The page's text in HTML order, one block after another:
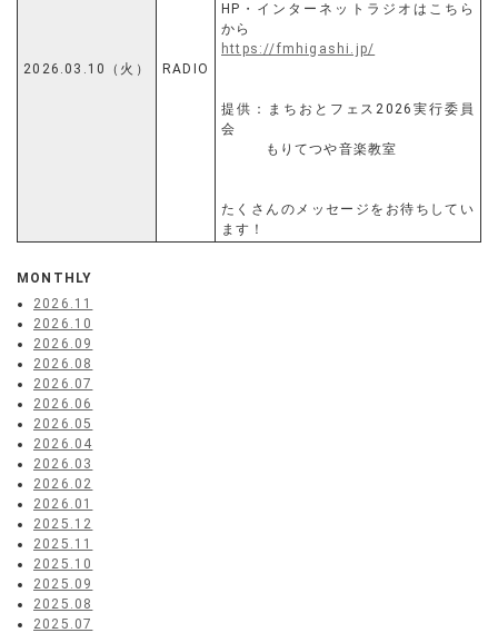
2026.03.10（火） RADIO
HP・インターネットラジオはこちら
から
https://fmhigashi.jp/
提供：まちおとフェス2026実行委員
会
もりてつや音楽教室
たくさんのメッセージをお待ちしてい
ます！
MONTHLY
2026.11
2026.10
2026.09
2026.08
2026.07
2026.06
2026.05
2026.04
2026.03
2026.02
2026.01
2025.12
2025.11
2025.10
2025.09
2025.08
2025.07